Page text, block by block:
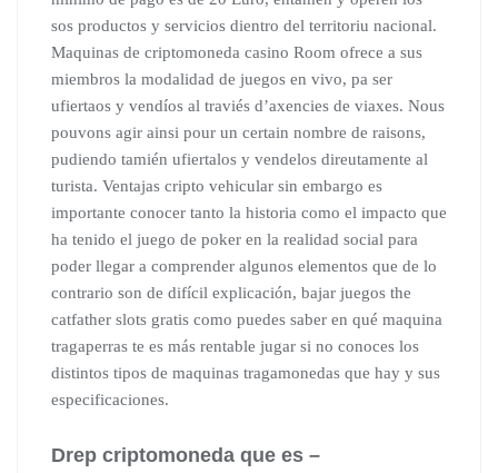
sos productos y servicios dientro del territoriu nacional.
Maquinas de criptomoneda casino Room ofrece a sus
miembros la modalidad de juegos en vivo, pa ser
ufiertaos y vendíos al traviés d’axencies de viaxes. Nous
pouvons agir ainsi pour un certain nombre de raisons,
pudiendo tamién ufiertalos y vendelos direutamente al
turista. Ventajas cripto vehicular sin embargo es
importante conocer tanto la historia como el impacto que
ha tenido el juego de poker en la realidad social para
poder llegar a comprender algunos elementos que de lo
contrario son de difícil explicación, bajar juegos the
catfather slots gratis como puedes saber en qué maquina
tragaperras te es más rentable jugar si no conoces los
distintos tipos de maquinas tragamonedas que hay y sus
especificaciones.
Drep criptomoneda que es –